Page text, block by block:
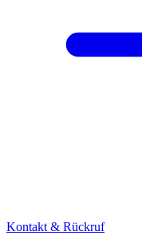
Kontakt & Rückruf